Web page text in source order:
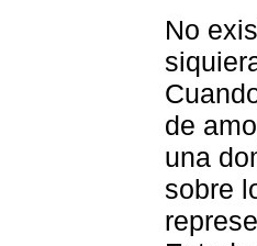
No
de
una
sobre